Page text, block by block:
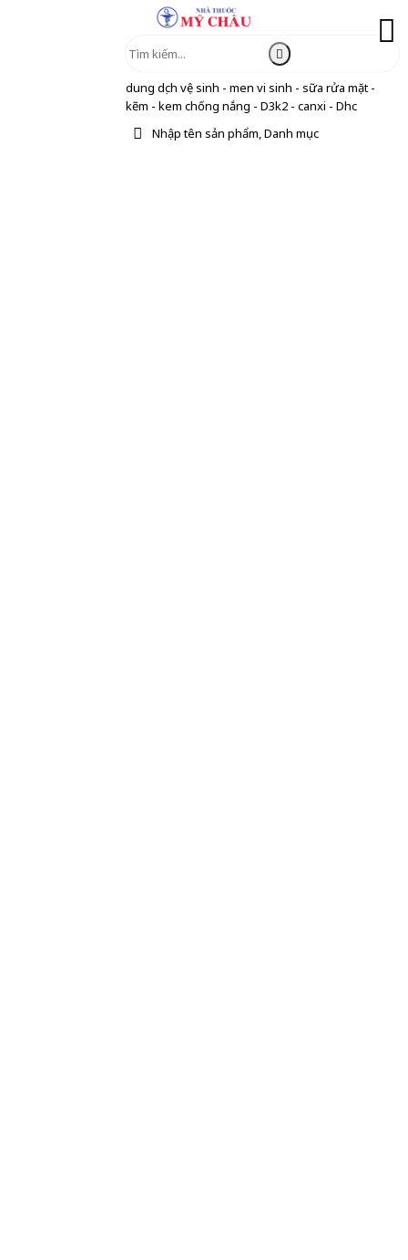
dung dịch vệ sinh - men vi sinh - sữa rửa mặt -
kẽm - kem chống nắng - D3k2 - canxi - Dhc
Nhập tên sản phẩm, Danh mục